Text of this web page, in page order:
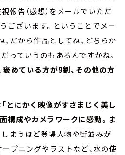
報告（感想）をメールでいただ
ございます。ということでメー
、だから作品としてね、どちらか
っていうのもあるんですかね。
褒めている方が9割、その他の方
とにかく映像がすさまじく美し
構成やカメラワークに感動。 ま
まうほど登場人物や街並みが
ープニングやラストなど、水の使